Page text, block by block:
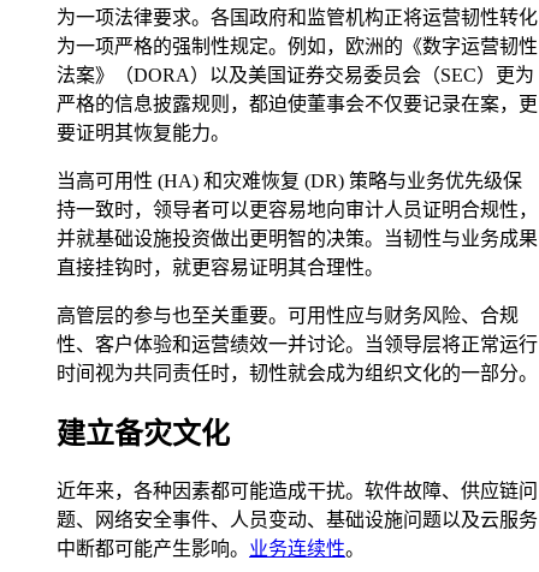
为一项法律要求。各国政府和监管机构正将运营韧性转化
为一项严格的强制性规定。例如，欧洲的《数字运营韧性
法案》（DORA）以及美国证券交易委员会（SEC）更为
严格的信息披露规则，都迫使董事会不仅要记录在案，更
要证明其恢复能力。
当高可用性 (HA) 和灾难恢复 (DR) 策略与业务优先级保
持一致时，领导者可以更容易地向审计人员证明合规性，
并就基础设施投资做出更明智的决策。当韧性与业务成果
直接挂钩时，就更容易证明其合理性。
高管层的参与也至关重要。可用性应与财务风险、合规
性、客户体验和运营绩效一并讨论。当领导层将正常运行
时间视为共同责任时，韧性就会成为组织文化的一部分。
建立备灾文化
近年来，各种因素都可能造成干扰。软件故障、供应链问
题、网络安全事件、人员变动、基础设施问题以及云服务
中断都可能产生影响。 业务连续性。